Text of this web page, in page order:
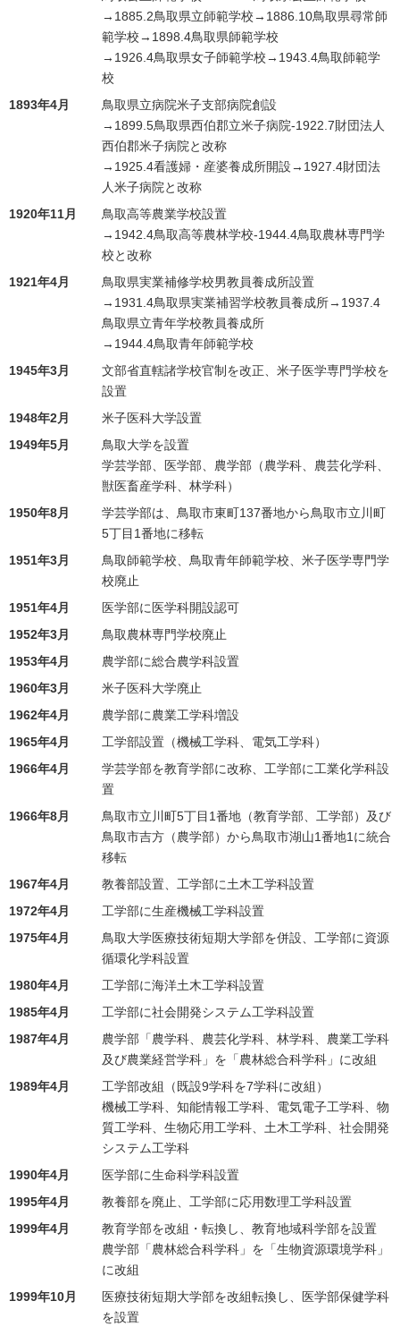
→1885.2鳥取県立師範学校→1886.10鳥取県尋常師
範学校→1898.4鳥取県師範学校
→1926.4鳥取県女子師範学校→1943.4鳥取師範学
校
1893年4月
鳥取県立病院米子支部病院創設
→1899.5鳥取県西伯郡立米子病院-1922.7財団法人
西伯郡米子病院と改称
→1925.4看護婦・産婆養成所開設→1927.4財団法
人米子病院と改称
1920年11月
鳥取高等農業学校設置
→1942.4鳥取高等農林学校-1944.4鳥取農林専門学
校と改称
1921年4月
鳥取県実業補修学校男教員養成所設置
→1931.4鳥取県実業補習学校教員養成所→1937.4
鳥取県立青年学校教員養成所
→1944.4鳥取青年師範学校
1945年3月
文部省直轄諸学校官制を改正、米子医学専門学校を
設置
1948年2月
米子医科大学設置
1949年5月
鳥取大学を設置
学芸学部、医学部、農学部（農学科、農芸化学科、
獣医畜産学科、林学科）
1950年8月
学芸学部は、鳥取市東町137番地から鳥取市立川町
5丁目1番地に移転
1951年3月
鳥取師範学校、鳥取青年師範学校、米子医学専門学
校廃止
1951年4月
医学部に医学科開設認可
1952年3月
鳥取農林専門学校廃止
1953年4月
農学部に総合農学科設置
1960年3月
米子医科大学廃止
1962年4月
農学部に農業工学科増設
1965年4月
工学部設置（機械工学科、電気工学科）
1966年4月
学芸学部を教育学部に改称、工学部に工業化学科設
置
1966年8月
鳥取市立川町5丁目1番地（教育学部、工学部）及び
鳥取市吉方（農学部）から鳥取市湖山1番地1に統合
移転
1967年4月
教養部設置、工学部に土木工学科設置
1972年4月
工学部に生産機械工学科設置
1975年4月
鳥取大学医療技術短期大学部を併設、工学部に資源
循環化学科設置
1980年4月
工学部に海洋土木工学科設置
1985年4月
工学部に社会開発システム工学科設置
1987年4月
農学部「農学科、農芸化学科、林学科、農業工学科
及び農業経営学科」を「農林総合科学科」に改組
1989年4月
工学部改組（既設9学科を7学科に改組）
機械工学科、知能情報工学科、電気電子工学科、物
質工学科、生物応用工学科、土木工学科、社会開発
システム工学科
1990年4月
医学部に生命科学科設置
1995年4月
教養部を廃止、工学部に応用数理工学科設置
1999年4月
教育学部を改組・転換し、教育地域科学部を設置
農学部「農林総合科学科」を「生物資源環境学科」
に改組
1999年10月
医療技術短期大学部を改組転換し、医学部保健学科
を設置